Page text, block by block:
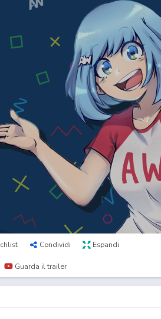
Condividi Espandi
Guarda il trailer